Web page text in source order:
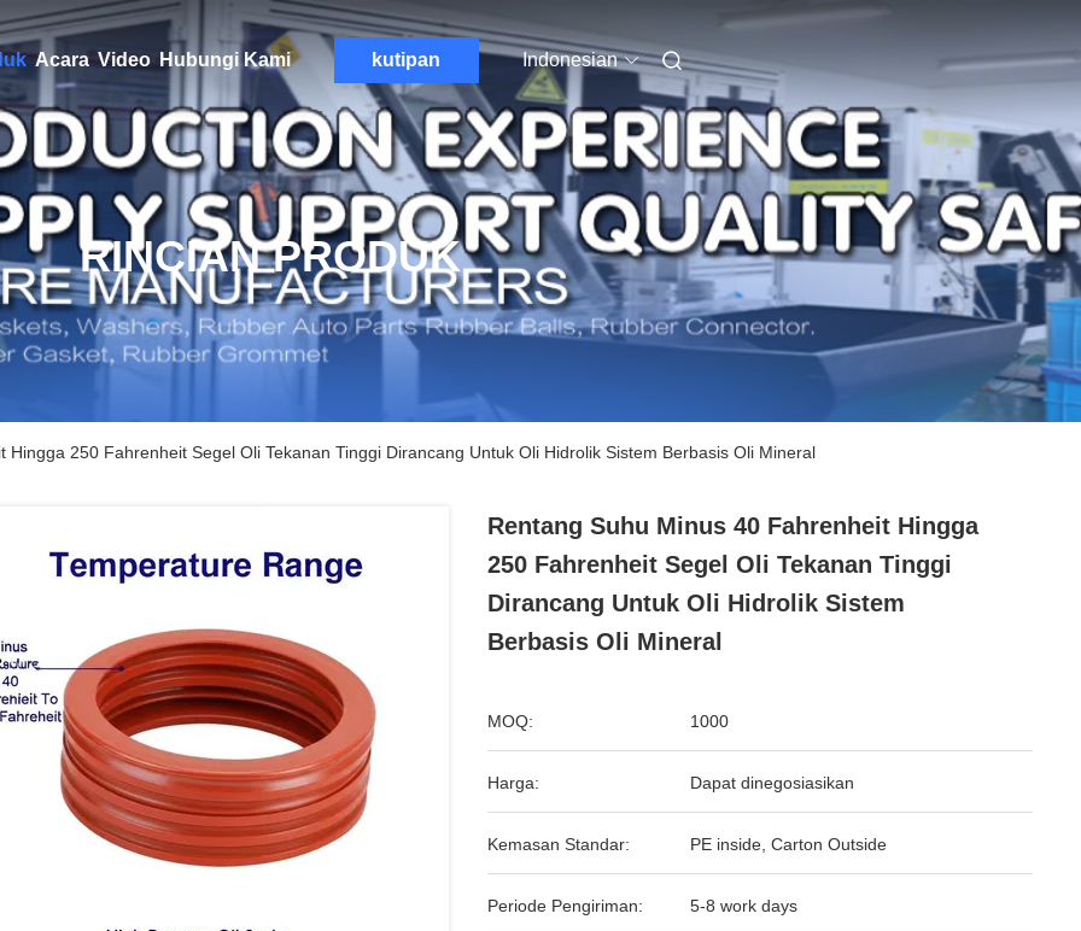
Acara Video Hubungi Kami kutipan Indonesian
RINCIAN PRODUK
Hingga 250 Fahrenheit Segel Oli Tekanan Tinggi Dirancang Untuk Oli Hidrolik Sistem Berbasis Oli Mineral
Rentang Suhu Minus 40 Fahrenheit Hingga
250 Fahrenheit Segel Oli Tekanan Tinggi
Dirancang Untuk Oli Hidrolik Sistem
Berbasis Oli Mineral
MOQ: 1000
Harga: Dapat dinegosiasikan
Kemasan Standar: PE inside, Carton Outside
Periode Pengiriman: 5-8 work days